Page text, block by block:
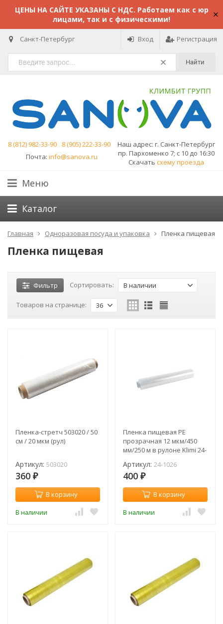
ЦЕНЫ НА САЙТЕ УКАЗАНЫ С НДС. Работаем как с юр
лицами, так и с физическими!
Санкт-Петербург Вход Регистрация
Найти
8 (812) 982-33-90
8 (905) 222-33-90
Почта: info@sanova.ru
Наш адрес: г. Санкт-Петербург
пр. Пархоменко 7; с 10 до 16:30
Скачать схему проезда
Меню
Каталог
Главная Одноразовая посуда и упаковка Пленка пищевая
Пленка пищевая
Фильтр Сортировать: В наличии
Товаров на странице: 36
Пленка-стретч 503020 / 50
см / 20 мкм (рул)
Артикул: 503020
360 ₽
В корзину
В наличии
Пленка пищевая PE
прозрачная 12 мкм/450
мм/250 м в рулоне Klimi 24-
Артикул: 24-1026
400 ₽
В корзину
В наличии